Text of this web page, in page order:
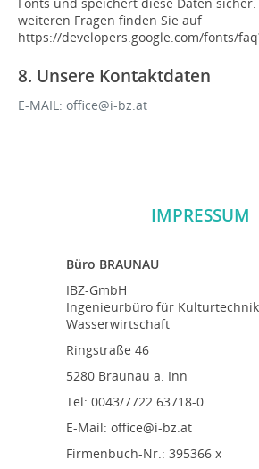
weiteren Fragen finden Sie auf
https://developers.google.com/fonts/
8. Unsere Kontaktdaten
E-MAIL: office@i-bz.at
IMPRESSUM
Büro BRAUNAU
IBZ-GmbH
Ingenieurbüro für
Wasserwirtschaft
Ringstraße 46
5280 Braunau a. Inn
Tel: 0043/7722 63718-0
E-Mail: office@i-bz.at
Firmenbuch-Nr.: 395366 x